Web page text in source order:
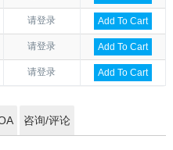
请登录 Add To Cart
请登录 Add To Cart
请登录 Add To Cart
咨询/评论